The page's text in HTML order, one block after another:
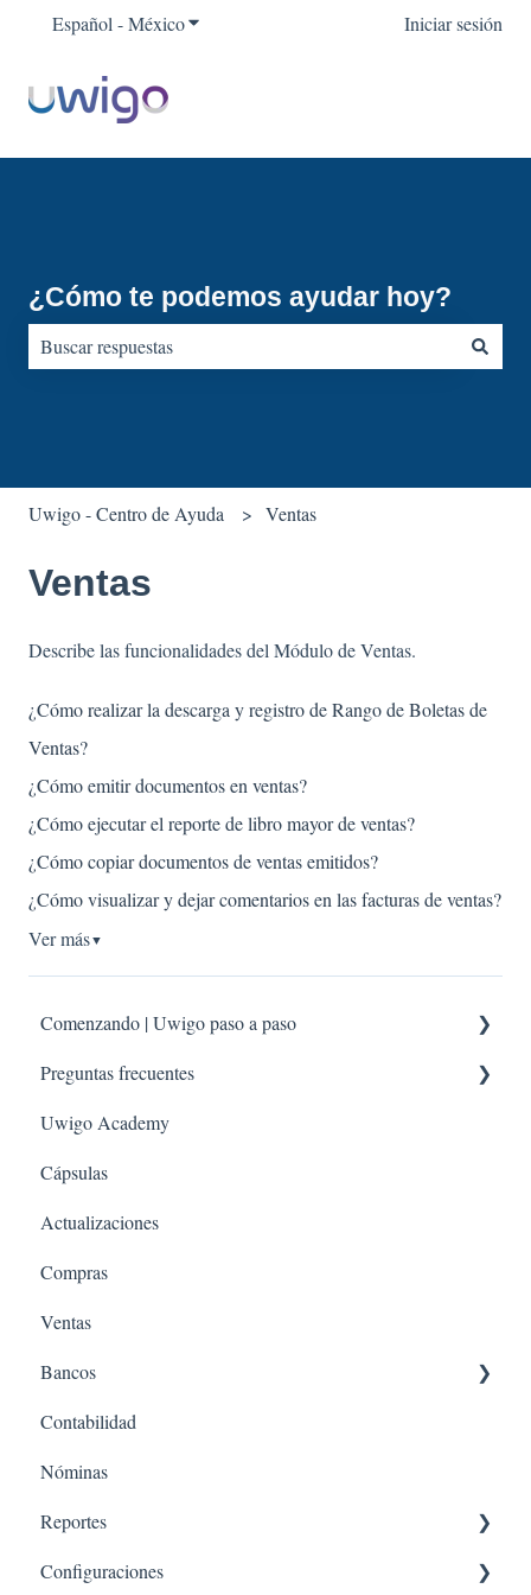
Español - MéxicoTraducciones de Mostrar submenú para
Iniciar sesión
¿Cómo te podemos ayudar hoy?
Uwigo - Centro de Ayuda Ventas
Ventas
Describe las funcionalidades del Módulo de Ventas.
¿Cómo realizar la descarga y registro de Rango de Boletas de
Ventas?
¿Cómo emitir documentos en ventas?
¿Cómo ejecutar el reporte de libro mayor de ventas?
¿Cómo copiar documentos de ventas emitidos?
¿Cómo visualizar y dejar comentarios en las facturas de ventas?
Ver más▼
Comenzando | Uwigo paso a paso
Imprescindibles de revisar antes de comenzar
Imprescindibles de revisar antes de comenzar - Nominas
Preguntas frecuentes
Configuración
Nóminas
Banco
Contabilidad
Compras
Ventas
Uwigo Academy
Cápsulas
Actualizaciones
Compras
Ventas
Bancos
Conciliación Bancaria
Ingresos
Egresos
Contabilidad
Nóminas
Reportes
Ingresos
Configuraciones